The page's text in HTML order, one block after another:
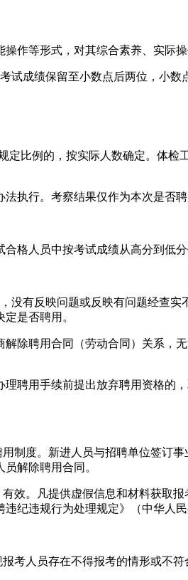
作等形式，对其综合素养、实际操
试成绩保留至小数点后两位，小数
比例的，按实际人数确定。体
执行。考察结果仅作为本次是否聘
格人员中按考试成绩从高分到低分
有反映问题或反映有问题经查
是否聘用。
除聘用合同（劳动合同）关系，
聘用手续前提出放弃聘用资格的
制度。新进人员与招聘单位签订
解除聘用合同。
效。凡提供虚假信息和材料获取
纪违规行为处理规定》（中华人
人员存在不得报考的情形或不